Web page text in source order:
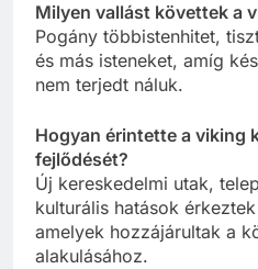
Milyen vallást követtek a
Pogány többistenhitet,
és más isteneket, amíg
nem terjedt náluk.
Hogyan érintette a viking
fejlődését?
Új kereskedelmi utak,
kulturális hatások
amelyek hozzájárultak a
alakulásához.